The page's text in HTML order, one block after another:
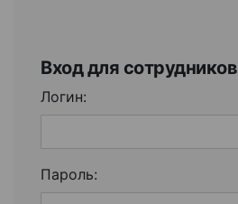
Вход для сотрудников
Логин:
Пароль: